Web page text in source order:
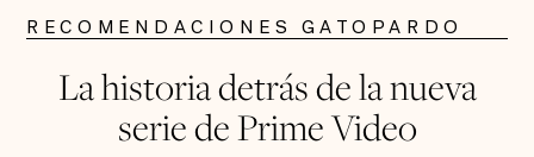
RECOMENDACIONES GATOPARDO
La historia detrás de la nueva
serie de Prime Video